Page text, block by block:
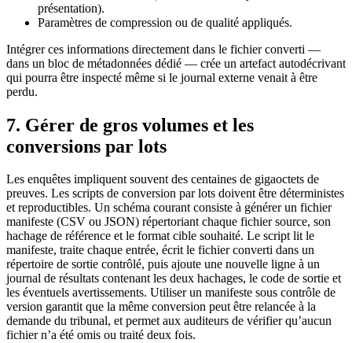
présentation).
Paramètres de compression ou de qualité appliqués.
Intégrer ces informations directement dans le fichier converti —
dans un bloc de métadonnées dédié — crée un artefact autodécrivant
qui pourra être inspecté même si le journal externe venait à être
perdu.
7. Gérer de gros volumes et les
conversions par lots
Les enquêtes impliquent souvent des centaines de gigaoctets de
preuves. Les scripts de conversion par lots doivent être déterministes
et reproductibles. Un schéma courant consiste à générer un fichier
manifeste (CSV ou JSON) répertoriant chaque fichier source, son
hachage de référence et le format cible souhaité. Le script lit le
manifeste, traite chaque entrée, écrit le fichier converti dans un
répertoire de sortie contrôlé, puis ajoute une nouvelle ligne à un
journal de résultats contenant les deux hachages, le code de sortie et
les éventuels avertissements. Utiliser un manifeste sous contrôle de
version garantit que la même conversion peut être relancée à la
demande du tribunal, et permet aux auditeurs de vérifier qu’aucun
fichier n’a été omis ou traité deux fois.